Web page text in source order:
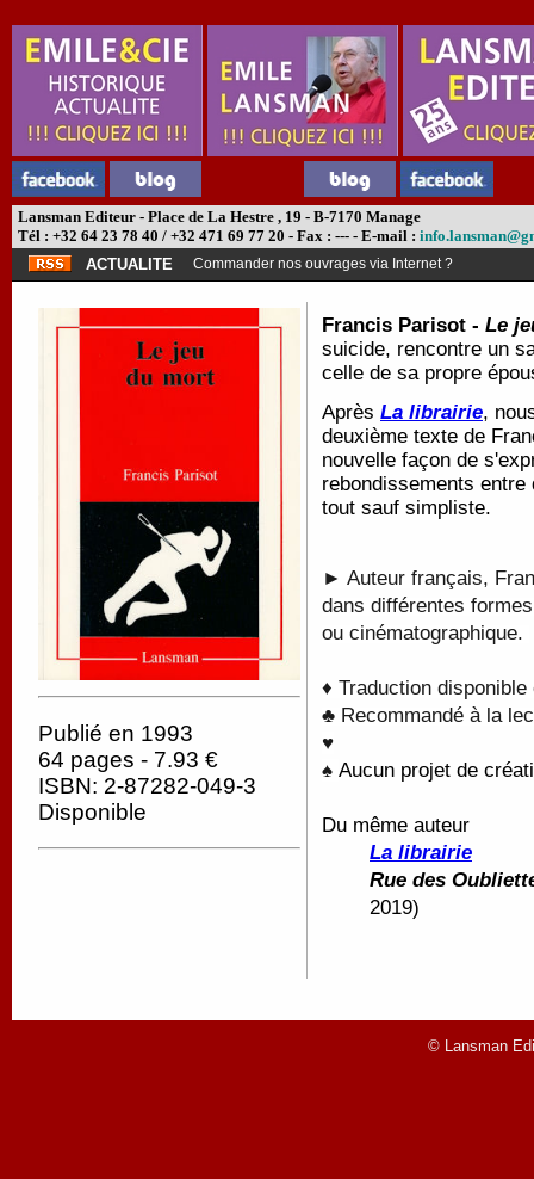
Lansman Editeur - Place de La Hestre , 19 - B-7170 Manage
Tél : +32 64 23 78 40 / +32 471 69 77 20 - Fax : --- - E-mail :
ACTUALITE
Commander nos ouvrages via Internet ?
Publié en 1993
64 pages - 7.93 €
ISBN: 2-87282-049-3
Disponible
Francis Parisot - Le
suicide, rencontre un
celle de sa propre
Après La librairie,
deuxième texte de
nouvelle façon de
rebondissements
tout sauf simpliste.
► Auteur français,
dans différentes
ou cinématographique.
♦ Traduction
♣ Recommandé à la
♥
♠ Aucun projet de
Du même auteur
La librairie
Rue des
2019)
© Lansman